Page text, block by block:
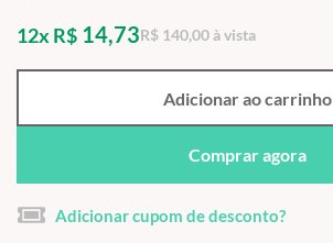
12x R$ 14,73R$ 140,00 à vista
Adicionar ao carrinho
Comprar agora
Adicionar cupom de desconto?